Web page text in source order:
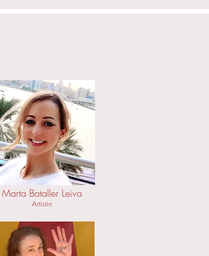
Marta Bataller Leiva
Artistin